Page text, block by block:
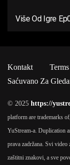
Više Od Igre
Kontakt
Saćuvano Za
© 2025 https://
platform are trademarks
YuStream-a. Duplication
prava zadržana. Svi
zaštitni znakovi, a sve